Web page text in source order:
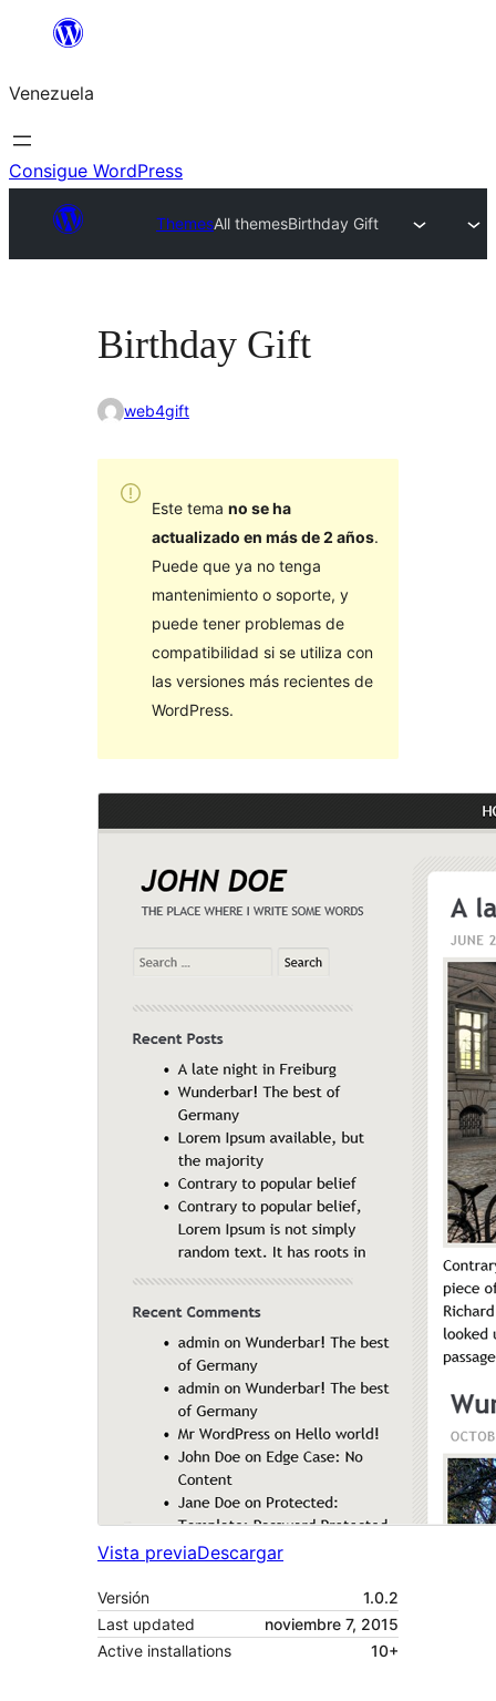
Saltar
contenido
Venezuela
Consigue WordPress
ThemesAll themesBirthday Gift
Birthday Gift
web4gift
Este tema no se ha
actualizado en más de 2 años.
Puede que ya no tenga
mantenimiento o soporte, y
puede tener problemas de
compatibilidad si se utiliza con
las versiones más recientes de
WordPress.
Vista previaDescargar
Versión
1.0.2
Last updated
noviembre 7, 2015
Active installations
10+